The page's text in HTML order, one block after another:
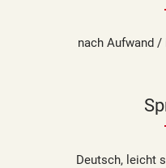
nach Aufwand
Deutsch, leicht